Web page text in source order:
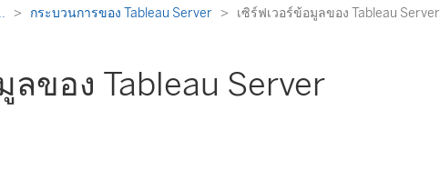
กระบวนการของ Tableau Server เซิร์ฟเวอร์ข้อมูลของ Tableau Server
ลของ Tableau Server